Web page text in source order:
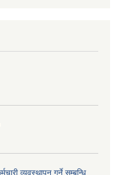
व्यवस्थापन गर्ने सम्बन्धि